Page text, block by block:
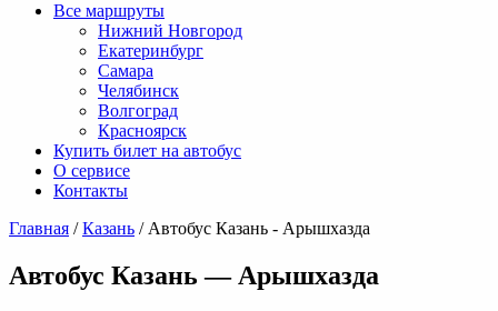
Все маршруты
Нижний Новгород
Екатеринбург
Самара
Челябинск
Волгоград
Красноярск
Купить билет на автобус
О сервисе
Контакты
Главная /Казань / Автобус Казань - Арышхазда
Автобус Казань — Арышхазда